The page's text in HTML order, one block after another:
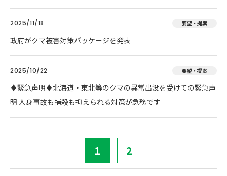
2025/11/18 要望・提案
政府がクマ被害対策パッケージを発表
2025/10/22 要望・提案
♦️緊急声明♦️北海道・東北等のクマの異常出没を受けての緊急声
明 人身事故も捕殺も抑えられる対策が急務です
1 2